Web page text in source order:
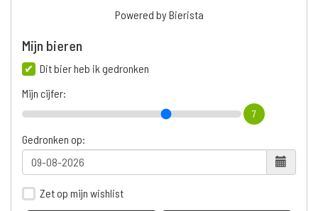
Powered by Bierista
Mijn bieren
Dit bier heb ik gedronken
Mijn cijfer:
7
Gedronken op:
Zet op mijn wishlist